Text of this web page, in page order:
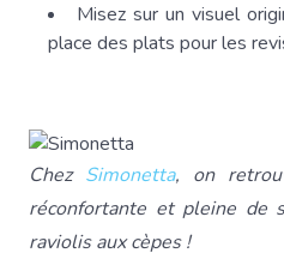
Misez sur un visuel
place des plats pour les
Chez Simonetta, on
réconfortante et pleine de
raviolis aux cèpes !